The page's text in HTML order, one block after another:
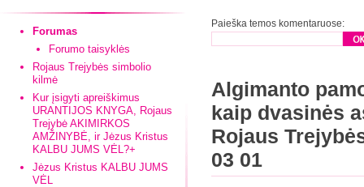
Forumas
Forumo taisyklės
Rojaus Trejybės simbolio
kilmė
Kur įsigyti apreiškimus
URANTIJOS KNYGA, Rojaus
Trejybė AKIMIRKOS
AMŽINYBĖ, ir Jėzus Kristus
KALBU JUMS VĖL?+
Jėzus Kristus KALBU JUMS
VĖL
Paieška temos komentaruose:
Algimanto
kaip dvasinės
Rojaus
03 01